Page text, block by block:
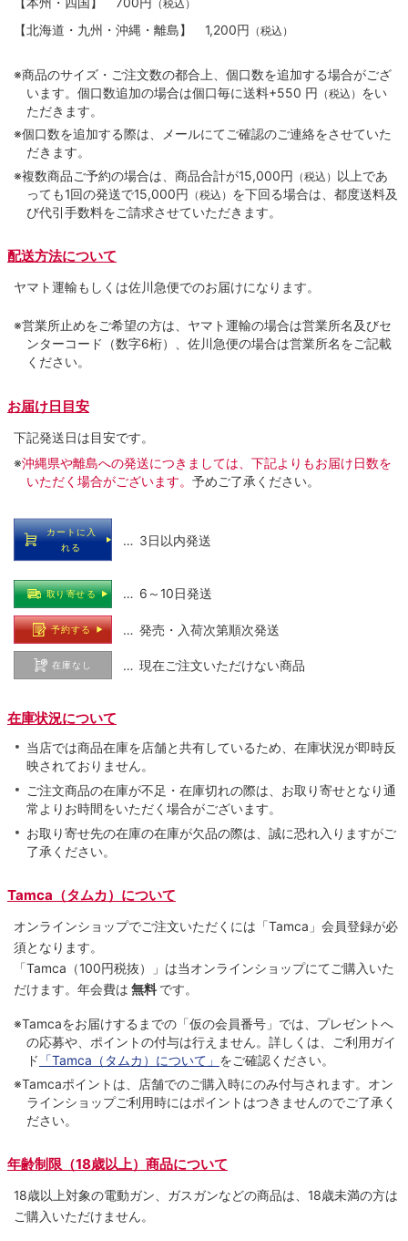
（税込）
【北海道・九州・沖縄・離島】 1,200円 （税込）
※商品のサイズ・ご注文数の都合上、個口数を追加する場合がござ
います。個口数追加の場合は個口毎に送料+550 円 （税込） をい
ただきます。
※個口数を追加する際は、メールにてご確認のご連絡をさせていた
だきます。
※複数商品ご予約の場合は、商品合計が15,000円 （税込） 以上であ
っても1回の発送で15,000円 （税込） を下回る場合は、都度送料及
び代引手数料をご請求させていただきます。
配送方法について
ヤマト運輸もしくは佐川急便でのお届けになります。
※営業所止めをご希望の方は、ヤマト運輸の場合は営業所名及びセ
ンターコード（数字6桁）、佐川急便の場合は営業所名をご記載
ください。
お届け日目安
下記発送日は目安です。
※沖縄県や離島への発送につきましては、下記よりもお届け日数を
いただく場合がございます。 予めご了承ください。
カートに入
れる
… 3日以内発送
取り寄せる … 6～10日発送
予約する … 発売・入荷次第順次発送
在庫なし … 現在ご注文いただけない商品
在庫状況について
当店では商品在庫を店舗と共有しているため、在庫状況が即時反
映されておりません。
ご注文商品の在庫が不足・在庫切れの際は、お取り寄せとなり通
常よりお時間をいただく場合がございます。
お取り寄せ先の在庫の在庫が欠品の際は、誠に恐れ入りますがご
了承ください。
Tamca（タムカ）について
オンラインショップでご注⽂いただくには「Tamca」会員登録が必
須となります。
「Tamca （100円税抜）
」は当オンラインショップにてご購⼊いた
だけます。 年会費は 無料 です。
※Tamcaをお届けするまでの「仮の会員番号」では、プレゼントへ
の応募や、ポイントの付与は⾏えません。詳しくは、ご利⽤ガイ
ド 「Tamca（タムカ）について」 をご確認ください。
※Tamcaポイントは、店舗でのご購⼊時にのみ付与されます。オン
ラインショップご利用時にはポイントはつきませんのでご了承く
ださい。
年齢制限（18歳以上）商品について
18歳以上対象の電動ガン、ガスガンなどの商品は、18歳未満の方は
ご購入いただけません。